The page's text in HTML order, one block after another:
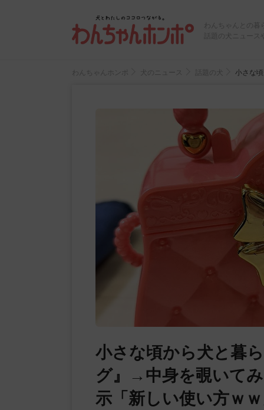
わんちゃんとの
話題の犬ニュー
わんちゃんホンポ 犬のニュース 話題の犬 小さな
小さな頃から犬と暮
グ』→中身を覗いて
示「新しい使い方ｗ